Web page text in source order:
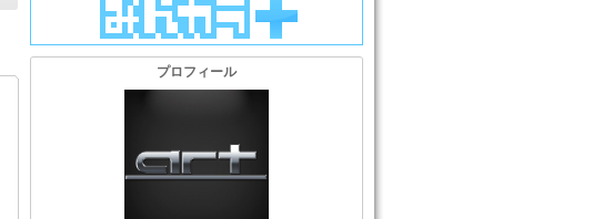
プロフィール